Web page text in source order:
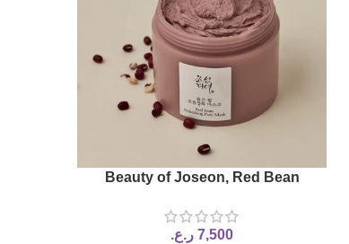
Beauty of Joseon, Red Bean
ml
7,500 ر.ع.